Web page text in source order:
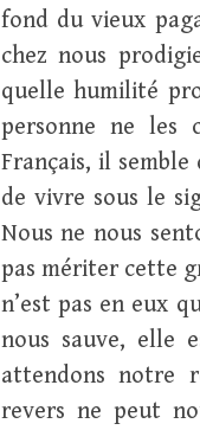
fond du vieux
chez nous
quelle humilité
personne ne les
Français, il
de vivre sous le
Nous ne nous
pas mériter cette
n’est pas en eux
nous sauve, elle
attendons notre
revers ne peut